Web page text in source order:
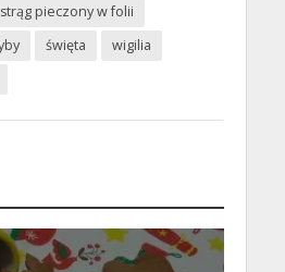
pieczony w folii
święta
wigilia